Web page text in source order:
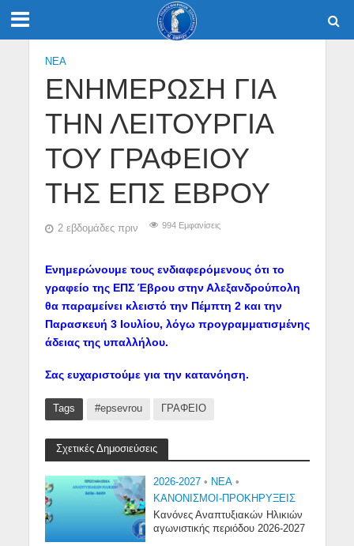
NEA
ΕΝΗΜΕΡΩΣΗ ΓΙΑ
ΤΗΝ ΛΕΙΤΟΥΡΓΙΑ
ΤΟΥ ΓΡΑΦΕΙΟΥ
ΤΗΣ ΕΠΣ ΕΒΡΟΥ
2 εβδομάδες πριν 994 Εμφανίσεις
Ενημερώνουμε τους ενδιαφερόμενους ότι το
γραφείο της ΕΠΣ Έβρου στην Αλεξανδρούπολη
θα παραμείνει κλειστό την Πέμπτη 2 και την
Παρασκευή 3 Ιουλίου, λόγω προγραμματισμένης
άδειας της υπαλλήλου.
Σας ευχαριστούμε για την κατανόηση.
Tags #epsevrou ΓΡΑΦΕΙΟ
Σχετικές Δημοσιεύσεις
2026-2027 • NEA •
ΚΑΝΟΝΙΣΜΟΙ-ΠΡΟΚΗΡΥΞΕΙΣ
Κανόνες Αναπτυξιακών Ηλικιών
αγωνιστικής περιόδου 2026-2027